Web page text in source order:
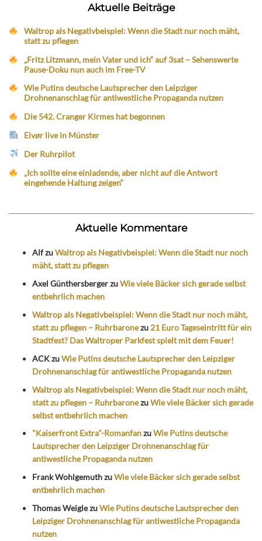
Aktuelle Beiträge
Waltrop als Negativbeispiel: Wenn die Stadt nur noch mäht,
statt zu pflegen
„Fritz Litzmann, mein Vater und ich“ auf 3sat – Sehenswerte
Pause-Doku nun auch im Free-TV
Wie Putins deutsche Lautsprecher den Leipziger
Drohnenanschlag für antiwestliche Propaganda nutzen
Die 542. Cranger Kirmes hat begonnen
Eivør live in Münster
Der Ruhrpilot
„Ich sollte eine einladende, aber nicht auf die Antwort
eingehende Haltung zeigen“
Aktuelle Kommentare
AlfzuWaltrop als Negativbeispiel: Wenn die Stadt nur noch
mäht, statt zu pflegen
Axel GünthersbergerzuWie viele Bäcker sich gerade selbst
entbehrlich machen
Waltrop als Negativbeispiel: Wenn die Stadt nur noch mäht,
statt zu pflegen – Ruhrbaronezu 21 Euro Tageseintritt für ein
Stadtfest? Das Waltroper Parkfest spielt mit dem Feuer!
ACKzuWie Putins deutsche Lautsprecher den Leipziger
Drohnenanschlag für antiwestliche Propaganda nutzen
Waltrop als Negativbeispiel: Wenn die Stadt nur noch mäht,
statt zu pflegen – RuhrbaronezuWie viele Bäcker sich gerade
selbst entbehrlich machen
"Kaiserfront Extra"-RomanfanzuWie Putins deutsche
Lautsprecher den Leipziger Drohnenanschlag für
antiwestliche Propaganda nutzen
Frank WohlgemuthzuWie viele Bäcker sich gerade selbst
entbehrlich machen
Thomas WeiglezuWie Putins deutsche Lautsprecher den
Leipziger Drohnenanschlag für antiwestliche Propaganda
nutzen